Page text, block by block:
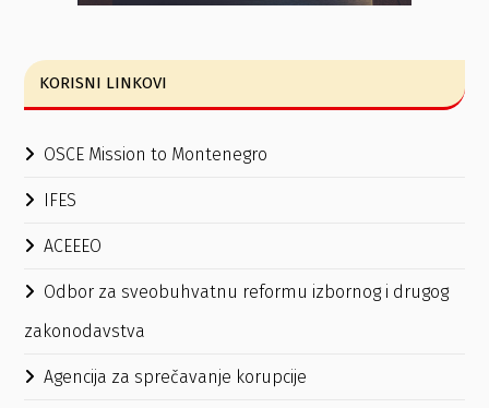
KORISNI LINKOVI
OSCE Mission to Montenegro
IFES
ACEEEO
Odbor za sveobuhvatnu reformu izbornog i drugog
zakonodavstva
Agencija za sprečavanje korupcije